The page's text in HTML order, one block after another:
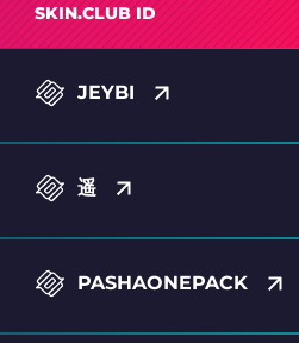
SKIN.CLUB ID
JEYBI
遥
PASHAONEPACK